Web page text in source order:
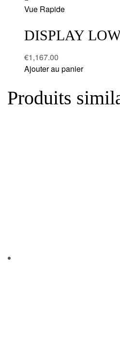
to
Vue Rapide
DISPLAY
€1,167.00
Ajouter au panier
Produits